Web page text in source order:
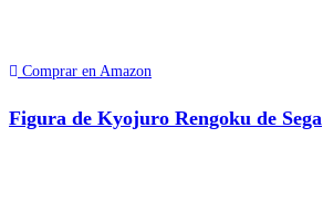
Comprar en Amazon
Figura de Kyojuro Rengoku de Sega